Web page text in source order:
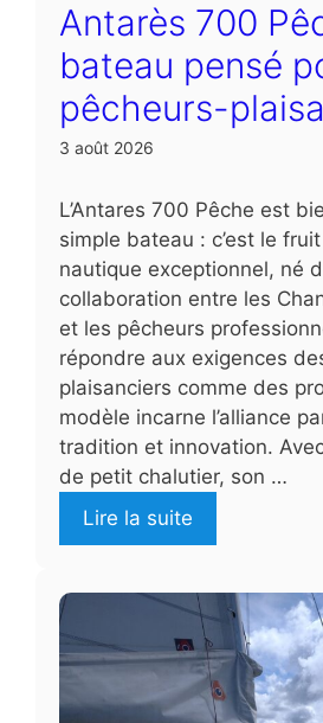
Antarès 700
bateau pensé
pêcheurs-
3 août 2026
L’Antares 700 Pêche est
simple bateau : c’est le
nautique exceptionnel, né
collaboration entre les
et les pêcheurs
répondre aux exigences
plaisanciers comme des
modèle incarne l’alliance
tradition et innovation.
de petit chalutier, son …
Lire la suite